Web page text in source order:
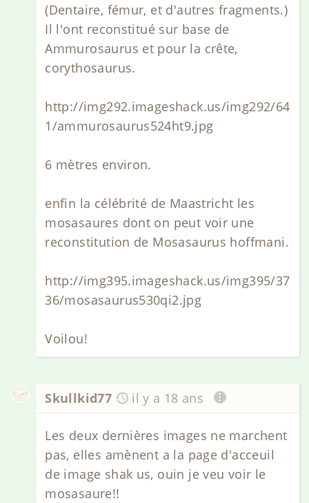
(Dentaire, fémur, et d'autres fragments.)
Il l'ont reconstitué sur base de
Ammurosaurus et pour la crête,
corythosaurus.
http://img292.imageshack.us/img292/64
1/ammurosaurus524ht9.jpg
6 mètres environ.
enfin la célébrité de Maastricht les
mosasaures dont on peut voir une
reconstitution de Mosasaurus hoffmani.
http://img395.imageshack.us/img395/37
36/mosasaurus530qi2.jpg
Voilou!
Skullkid77 il y a 18 ans
Les deux dernières images ne marchent
pas, elles amènent a la page d'acceuil
de image shak us, ouin je veu voir le
mosasaure!!